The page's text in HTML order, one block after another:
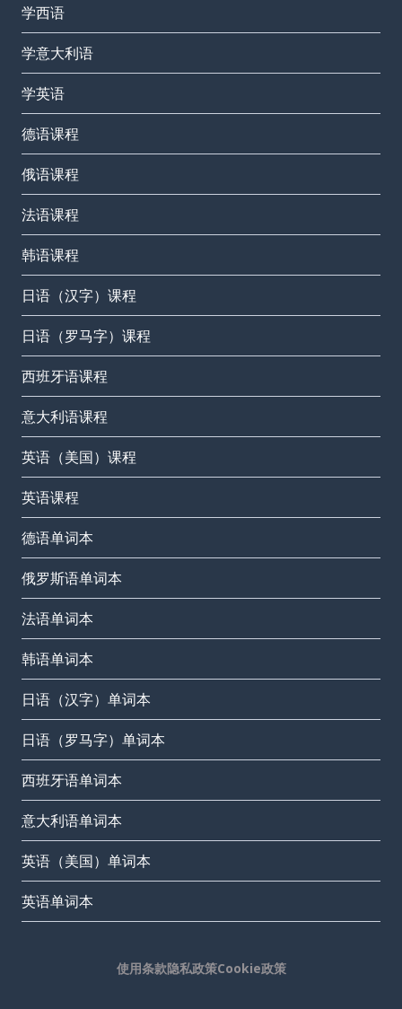
学西语
学意大利语
学英语
德语课程
俄语课程
法语课程
韩语课程
日语（汉字）课程
日语（罗马字）课程
西班牙语课程
意大利语课程
英语（美国）课程
英语课程
德语单词本
俄罗斯语单词本
法语单词本
韩语单词本
日语（汉字）单词本
日语（罗马字）单词本
西班牙语单词本
意大利语单词本
英语（美国）单词本
英语单词本
使用条款隐私政策Cookie政策